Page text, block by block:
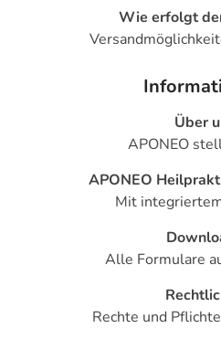
Wie erfolgt
Über
APONEO
APONEO
Mit
Alle Formulare
Rechte und